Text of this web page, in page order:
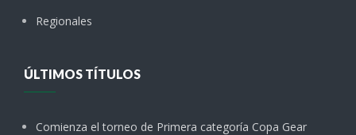
Regionales
ÚLTIMOS TÍTULOS
Comienza el torneo de Primera categoría Copa Gear